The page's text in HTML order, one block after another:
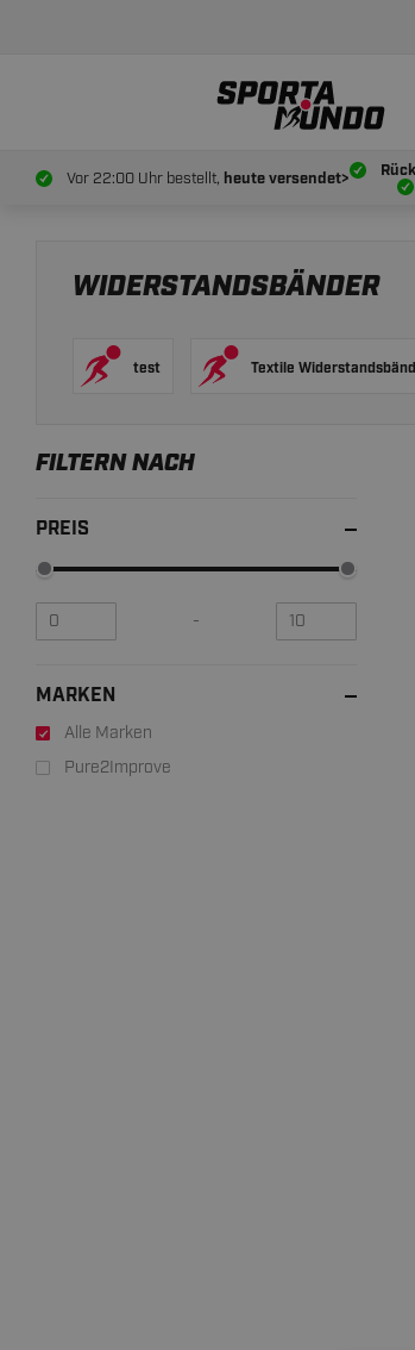
Vor 22:00 Uhr bestellt, heute versendet>
WIDERSTANDSBÄNDER
test Textile
FILTERN NACH
PREIS
-
MARKEN
Alle Marken
Pure2Improve